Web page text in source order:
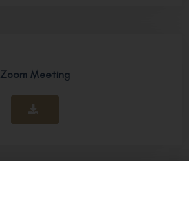
Zoom Meeting